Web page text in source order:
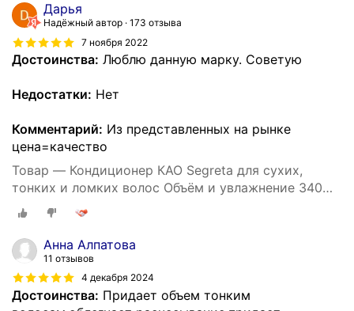
Дарья
Надёжный автор 173 отзыва
7 ноября 2022
Достоинства: Люблю данную марку. Советую
Недостатки: Нет
Комментарий: Из представленных на рынке
цена=качество
Товар — Кондиционер КАО Segreta для сухих,
тонких и ломких волос Объём и увлажнение 340
мл
Анна Алпатова
11 отзывов
4 декабря 2024
Достоинства: Придает объем тонким